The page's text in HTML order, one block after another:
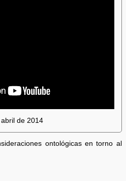
abril de 2014
ontológicas en torno al